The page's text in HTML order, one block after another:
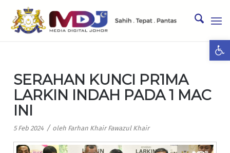
SERAHAN KUNCI PR1MA
LARKIN INDAH PADA 1 MAC
INI
5 Feb 2024 / oleh Farhan Khair Fawazul Khair